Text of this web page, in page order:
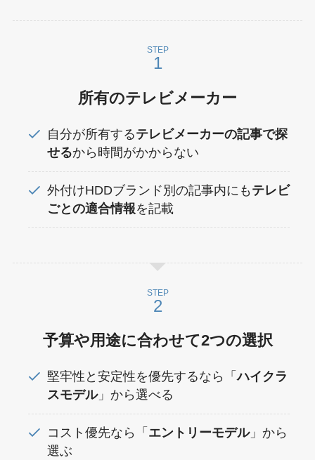
STEP
所有のテレビメーカー
自分が所有するテレビメーカーの記事で探
せるから時間がかからない
外付けHDDブランド別の記事内にも テレビ
ごとの適合情報を記載
STEP
予算や用途に合わせて2つの選択
堅牢性と安定性を優先するなら「ハイクラ
スモデル」から選べる
コスト優先なら「 エントリーモデル」から
選ぶ